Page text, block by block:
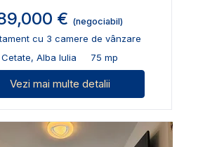
€ (negociabil)
cu 3 camere de vânzare
Cetate, Alba Iulia
75 mp
Vezi mai multe detalii